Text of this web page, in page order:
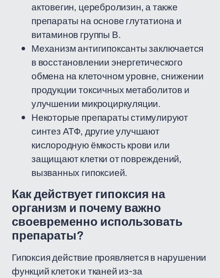
актовегин, церебролизин, а также
препараты на основе глутатиона и
витаминов группы В.
Механизм антигипоксанты заключается
в восстановлении энергетического
обмена на клеточном уровне, снижении
продукции токсичных метаболитов и
улучшении микроциркуляции.
Некоторые препараты стимулируют
синтез АТФ, другие улучшают
кислородную ёмкость крови или
защищают клетки от повреждений,
вызванных гипоксией.
Как действует гипоксия на
организм и почему важно
своевременно использовать
препараты?
Гипоксия действие проявляется в нарушении
функций клеток и тканей из-за